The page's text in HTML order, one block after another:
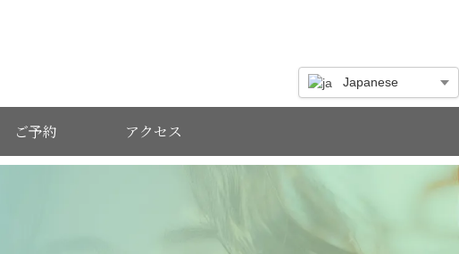
ご予約 アクセス
Japanese